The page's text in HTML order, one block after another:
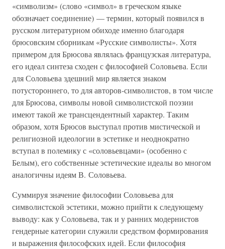
«символизм» (слово «символ» в греческом языке
обозначает соединение) — термин, который появился в
русском литературном обиходе именно благодаря
брюсовским сборникам «Русские символисты». Хотя
примером для Брюсова являлась французская литература,
его идеал синтеза сходен с философией Соловьева. Если
для Соловьева здешний мир является знаком
потустороннего, то для авторов-символистов, в том числе
для Брюсова, символы новой символистской поэзии
имеют такой же трансцендентный характер. Таким
образом, хотя Брюсов выступал против мистической и
религиозной идеологии в эстетике и неоднократно
вступал в полемику с «соловьевцами» (особенно с
Белым), его собственные эстетические идеалы во многом
аналогичны идеям В. Соловьева.
Суммируя значение философии Соловьева для
символистской эстетики, можно прийти к следующему
выводу: как у Соловьева, так и у ранних модернистов
гендерные категории служили средством формирования
и выражения философских идей. Если философия